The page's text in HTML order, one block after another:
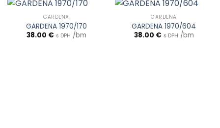
GARDENA
GARDENA 1970/170
38.00 € s DPH /bm
GARDENA
GARDENA 1970/604
38.00 € s DPH /bm